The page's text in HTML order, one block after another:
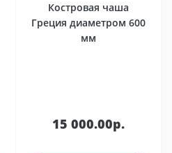
Костровая чаша
Греция диаметром 600
мм
15 000.00р.